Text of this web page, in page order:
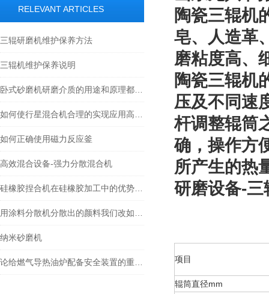
RELEVANT ARTICLES
三辊研磨机维护保养方法
三辊机维护保养说明
如何正确使用磁力反应釜
高效混合设备-强力分散混合机
纳米砂磨机
陶瓷三辊机
皂、人造革
磨粘度高、
陶瓷三辊机
压及不同速
杆调整辊筒
确，操作方
所产生的热
研磨设备-三
项目
辊筒直径mm